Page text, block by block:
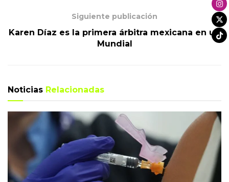
Siguiente publicación
Karen Díaz es la primera árbitra mexicana en un
Mundial
Noticias Relacionadas